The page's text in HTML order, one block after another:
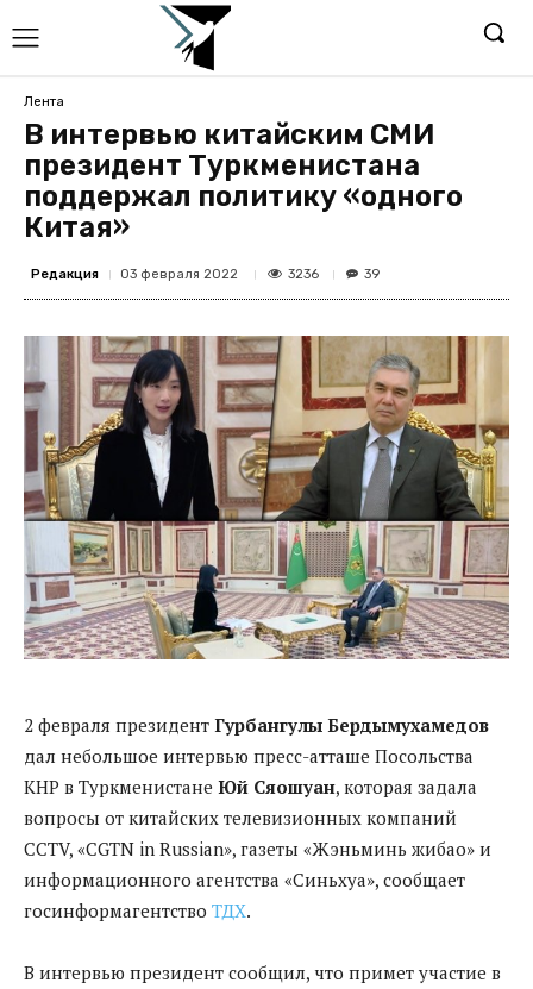
Лента
В интервью китайским СМИ
президент Туркменистана
поддержал политику «одного
Китая»
Редакция 03 февраля 2022 3236 39
2 февраля президент Гурбангулы Бердымухамедов
дал небольшое интервью пресс-атташе Посольства
КНР в Туркменистане Юй Сяошуан, которая задала
вопросы от китайских телевизионных компаний
CCTV, «CGTN in Russian», газеты «Жэньминь жибао» и
информационного агентства «Синьхуа», сообщает
госинформагентство ТДХ.
В интервью президент сообщил, что примет участие в